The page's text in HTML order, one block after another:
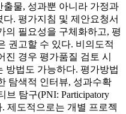
물, 성과뿐 아니라 가정과
. 평가지침 및 제안요청서
의 필요성을 구체화하고, 평
권고할 수 있다. 비의도적
진 경우 평가품질 검토 시
방법도 가능하다. 평가방법
탐색적 인터뷰, 성과수확
브 탐구(PNI: Participatory
제도적으로는 개별 프로젝